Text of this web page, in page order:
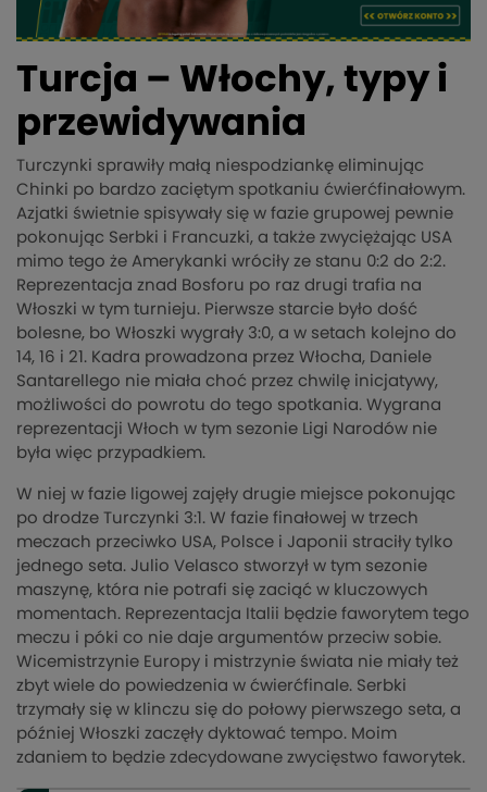
Turcja – Włochy, typy i
przewidywania
Turczynki sprawiły małą niespodziankę eliminując
Chinki po bardzo zaciętym spotkaniu ćwierćfinałowym.
Azjatki świetnie spisywały się w fazie grupowej pewnie
pokonując Serbki i Francuzki, a także zwyciężając USA
mimo tego że Amerykanki wróciły ze stanu 0:2 do 2:2.
Reprezentacja znad Bosforu po raz drugi trafia na
Włoszki w tym turnieju. Pierwsze starcie było dość
bolesne, bo Włoszki wygrały 3:0, a w setach kolejno do
14, 16 i 21. Kadra prowadzona przez Włocha, Daniele
Santarellego nie miała choć przez chwilę inicjatywy,
możliwości do powrotu do tego spotkania. Wygrana
reprezentacji Włoch w tym sezonie Ligi Narodów nie
była więc przypadkiem.
W niej w fazie ligowej zajęły drugie miejsce pokonując
po drodze Turczynki 3:1. W fazie finałowej w trzech
meczach przeciwko USA, Polsce i Japonii straciły tylko
jednego seta. Julio Velasco stworzył w tym sezonie
maszynę, która nie potrafi się zaciąć w kluczowych
momentach. Reprezentacja Italii będzie faworytem tego
meczu i póki co nie daje argumentów przeciw sobie.
Wicemistrzynie Europy i mistrzynie świata nie miały też
zbyt wiele do powiedzenia w ćwierćfinale. Serbki
trzymały się w klinczu się do połowy pierwszego seta, a
później Włoszki zaczęły dyktować tempo. Moim
zdaniem to będzie zdecydowane zwycięstwo faworytek.